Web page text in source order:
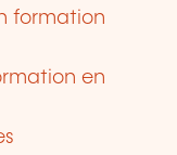
formation
en